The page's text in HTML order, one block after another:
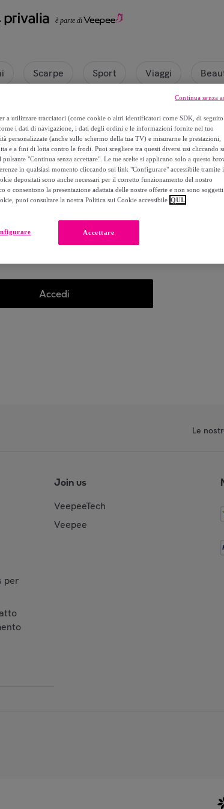
Scarpe Sport Viaggi
è disponibile alcun prodotto.
Accedi
Le
per
Join us
VeepeeTech
Veepee
a utilizzare tracciatori (come cookie o altri identificatori come SDK, di seguito
i dati di navigazione, i dati degli ordini e le informazioni fornite nel tuo
(anche sullo schermo della tua TV) e misurarne le prestazioni,
e a fini di lotta contro le frodi. Puoi scegliere tra questi diversi usi cliccando
"Continua senza accettare". Le tue scelte si applicano solo a questo
in qualsiasi momento cliccando sul link "Configurare" accessibile tramite il
depositati sono anche necessari per il corretto funzionamento del nostro
consentono la presentazione adattata delle nostre offerte e non sono soggetti
puoi consultare la nostra Politica sui Cookie accessibile QUI.
Accettare
Continua senza